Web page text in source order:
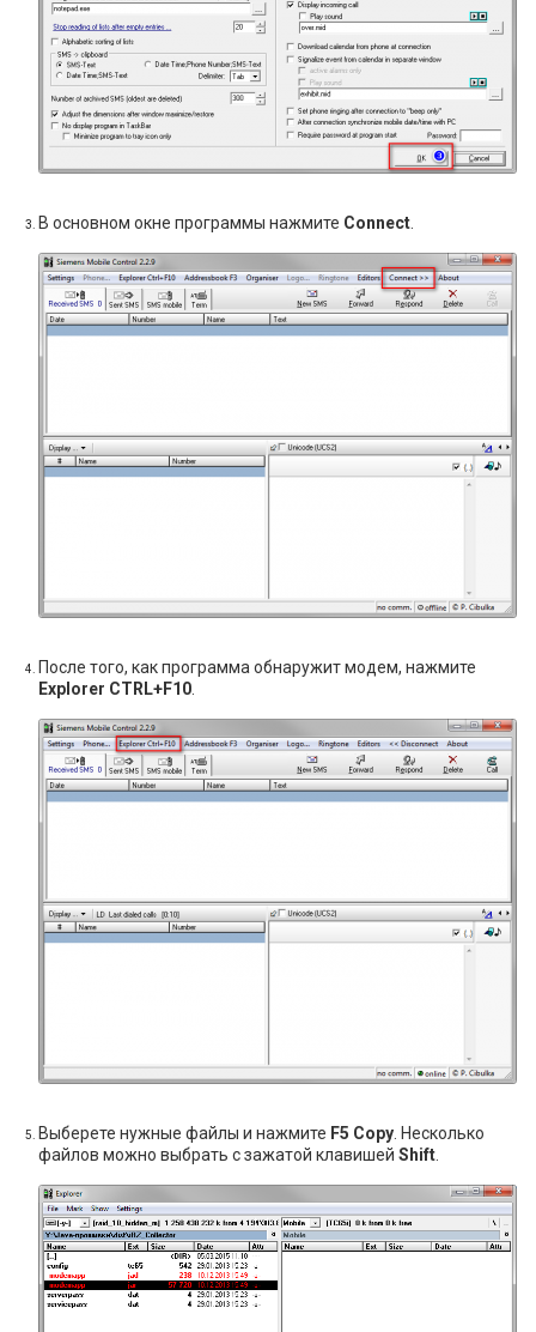
В основном окне программы нажмите Connect.
После того, как программа обнаружит модем, нажмите
Explorer CTRL+F10.
Выберете нужные файлы и нажмите F5 Copy. Несколько
файлов можно выбрать с зажатой клавишей Shift.